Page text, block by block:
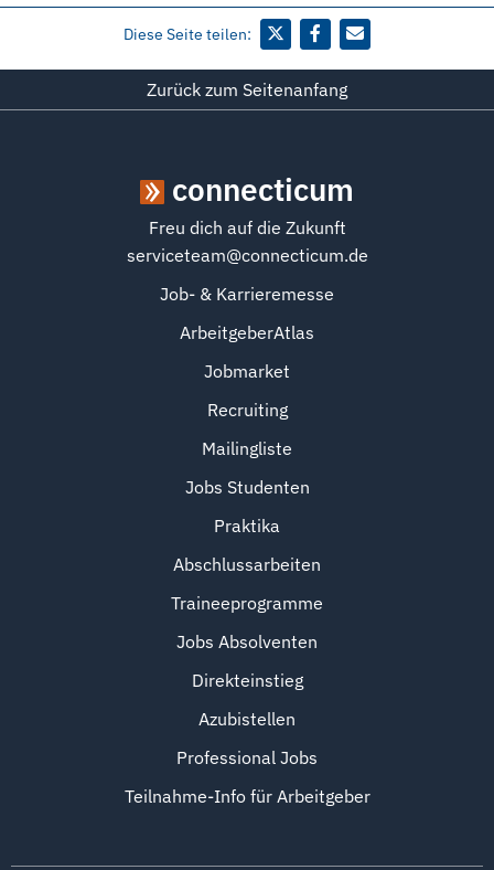
Diese Seite teilen:
Zurück zum Seitenanfang
connecticum
Freu dich auf die Zukunft
serviceteam@connecticum.de
Job- & Karrieremesse
ArbeitgeberAtlas
Jobmarket
Recruiting
Mailingliste
Jobs Studenten
Praktika
Abschlussarbeiten
Traineeprogramme
Jobs Absolventen
Direkteinstieg
Azubistellen
Professional Jobs
Teilnahme-Info für Arbeitgeber